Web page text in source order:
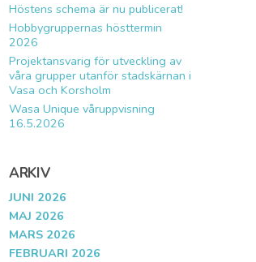
Höstens schema är nu publicerat!
Hobbygruppernas hösttermin
2026
Projektansvarig för utveckling av
våra grupper utanför stadskärnan i
Vasa och Korsholm
Wasa Unique våruppvisning
16.5.2026
ARKIV
JUNI 2026
MAJ 2026
MARS 2026
FEBRUARI 2026